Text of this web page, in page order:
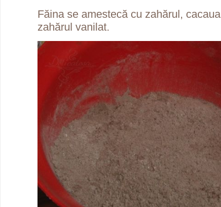
Făina se amestecă cu zahărul,
zahărul vanilat.